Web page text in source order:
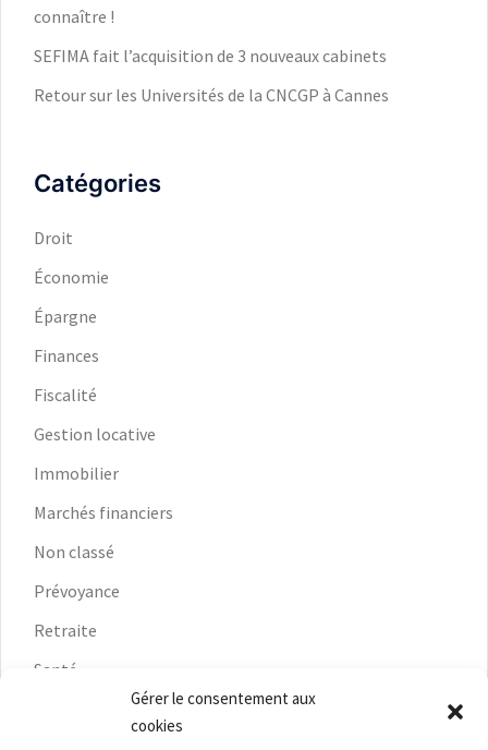
Gérer le consentement aux
cookies
connaître !
SEFIMA fait l’acquisition de 3 nouveaux cabinets
Retour sur les Universités de la CNCGP à Cannes
Catégories
Droit
Économie
Épargne
Finances
Fiscalité
Gestion locative
Immobilier
Marchés financiers
Non classé
Prévoyance
Retraite
Santé
Vie du Cabinet